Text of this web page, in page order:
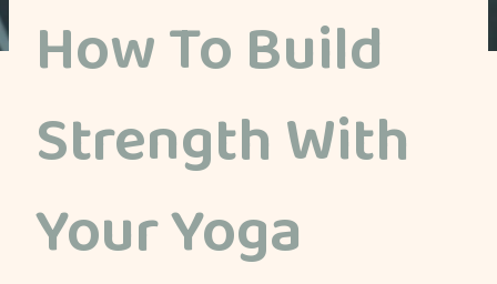
How To Build
Strength With
Your Yoga